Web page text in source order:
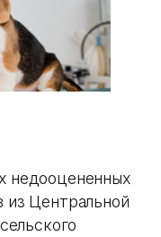
недооцененных
из Центральной